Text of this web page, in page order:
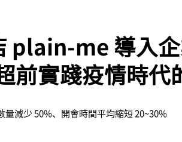
plain-me 導入
前實踐疫情時代
量減少 50%、開會時間平均縮短 20~30%